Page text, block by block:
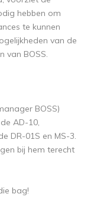
hebben om
te kunnen
van de
van BOSS.
BOSS)
AD-10,
DR-01S en MS-3.
bij hem terecht
bag!